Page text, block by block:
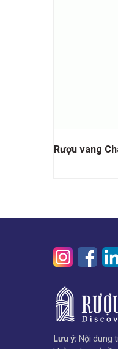
Lưu ý: Nội dung